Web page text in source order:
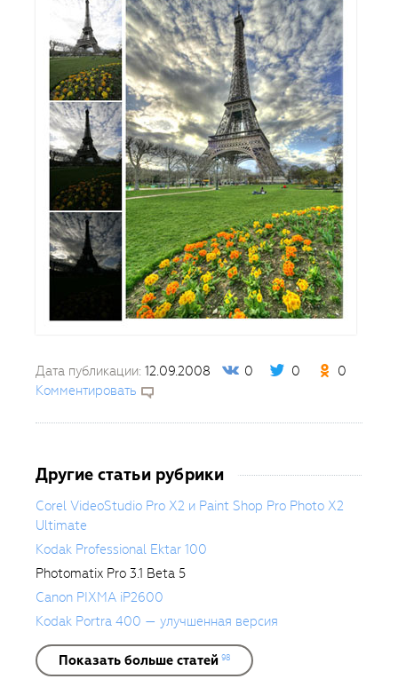
Дата публикации: 12.09.2008 0 0
0
Комментировать
Другие статьи рубрики
Corel VideoStudio Pro X2 и Paint Shop Pro Photo X2
Ultimate
Kodak Professional Ektar 100
Photomatix Pro 3.1 Beta 5
Canon PIXMA iP2600
Kodak Portra 400 — улучшенная версия
Показать больше статей 98